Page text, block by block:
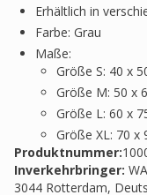
Erhältlich in
Farbe: Grau
Maße:
Größe S: 40 x
Größe M: 50 x
Größe L: 60 x
Größe XL: 70 x
Produktnummer:
Inverkehrbringer:
3044 Rotterdam,